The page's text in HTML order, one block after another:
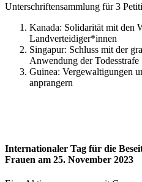
Unterschriftensammlung für 3
Kanada: Solidarität mit den
Landverteidiger*innen
Singapur: Schluss mit der
Anwendung der Todesstrafe
Guinea: Vergewaltigungen
anprangern
Internationaler Tag für die
Frauen am 25. November 2023